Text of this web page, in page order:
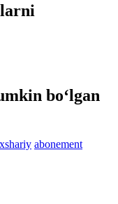
bo‘lgan
abonement